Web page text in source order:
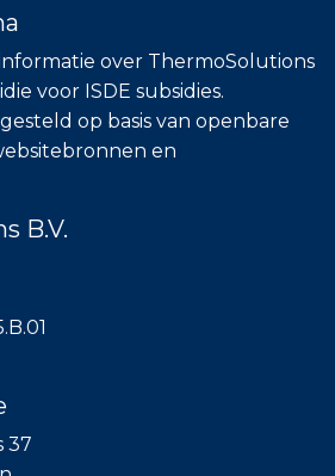
over ThermoSolutions
voor ISDE subsidies.
op basis van openbare
en
B.V.
37